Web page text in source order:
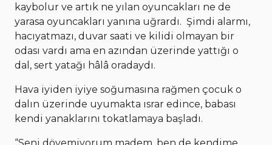
kaybolur ve artık ne yılan oyuncakları ne de
yarasa oyuncakları yanına uğrardı. Şimdi alarmı,
hacıyatmazı, duvar saati ve kilidi olmayan bir
odası vardı ama en azından üzerinde yattığı o
dal, sert yatağı hâlâ oradaydı.
Hava iyiden iyiye soğumasına rağmen çocuk o
dalın üzerinde uyumakta ısrar edince, babası
kendi yanaklarını tokatlamaya başladı.